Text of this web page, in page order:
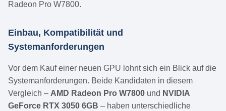
Radeon Pro W7800.
Einbau, Kompatibilität und
Systemanforderungen
Vor dem Kauf einer neuen GPU lohnt sich ein Blick auf die
Systemanforderungen. Beide Kandidaten in diesem
Vergleich – AMD Radeon Pro W7800 und NVIDIA
GeForce RTX 3050 6GB – haben unterschiedliche